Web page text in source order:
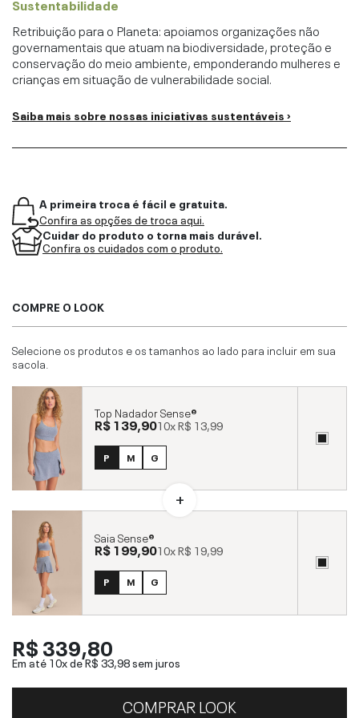
Retribuição para o Planeta: apoiamos organizações não
governamentais que atuam na biodiversidade, proteção e
conservação do meio ambiente, emponderando mulheres e
crianças em situação de vulnerabilidade social.
Saiba mais sobre nossas iniciativas sustentáveis ›
A primeira troca é fácil e gratuita.
Confira as opções de troca aqui.
Cuidar do produto o torna mais durável.
Confira os cuidados com o produto.
COMPRE O LOOK
Selecione os produtos e os tamanhos ao lado para incluir em sua
sacola.
Top Nadador Sense®
R$ 139,9010xR$ 13,99
P M G
Saia Sense®
R$ 199,9010xR$ 19,99
P M G
R$ 339,80
Em até 10x deR$ 33,98sem juros
COMPRAR LOOK